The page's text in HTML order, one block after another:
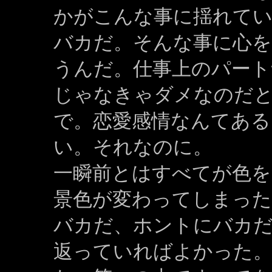
かがこんな事に揺れて
バカだ。そんな事に心
うんだ。仕事上のパー
じゃなきゃダメなのだ
で。恋愛感情なんてあ
い。それなのに。
一瞬前とはすべてが色
景色が変わってしまっ
バカだ、ホントにバカ
返っていればよかった